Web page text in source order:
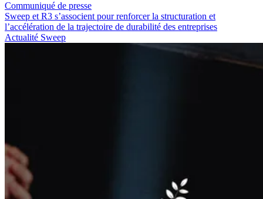
Communiqué de presse
Sweep et R3 s’associent pour renforcer la structuration et
l’accélération de la trajectoire de durabilité des entreprises
Actualité Sweep